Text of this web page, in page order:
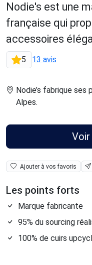
Nodie's est une
française qui
accessoires
5 13 avis
Nodie’s fabrique
Alpes.
Ajouter à vos favoris
Les points forts
Marque fabricante
95% du sourcing
100% de cuirs